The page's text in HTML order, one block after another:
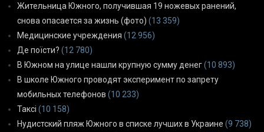
Жительница Южного, получившая 19 ножевых ранений,
снова опасается за жизнь (фото) (13 359)
Медицинские учреждения (12 956)
Де поїсти? (12 780)
В Южном на улице нашли крупную сумму денег(10 893)
В школе Южного проводят эксперимент по запрету
мобильных телефонов (10 233)
Таксі (10 158)
Нудистский пляж Южного в списке лучших в Украине (9 738)